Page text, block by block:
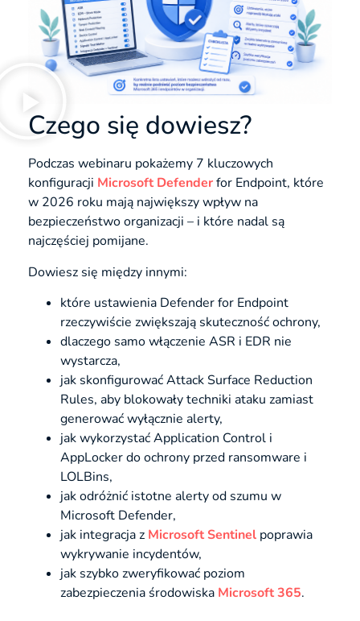
Czego się dowiesz?
Podczas webinaru pokażemy 7 kluczowych
konfiguracji Microsoft Defenderfor Endpoint, które
w 2026 roku mają największy wpływ na
bezpieczeństwo organizacji – i które nadal są
najczęściej pomijane.
Dowiesz się między innymi:
które ustawienia Defender for Endpoint
rzeczywiście zwiększają skuteczność ochrony,
dlaczego samo włączenie ASR i EDR nie
wystarcza,
jak skonfigurować Attack Surface Reduction
Rules, aby blokowały techniki ataku zamiast
generować wyłącznie alerty,
jak wykorzystać Application Control i
AppLocker do ochrony przed ransomware i
LOLBins,
jak odróżnić istotne alerty od szumu w
Microsoft Defender,
jak integracja z Microsoft Sentinel poprawia
wykrywanie incydentów,
jak szybko zweryfikować poziom
zabezpieczenia środowiska Microsoft 365.